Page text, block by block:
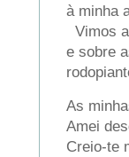
à minha
Vimos
e sobre
As
Amei
Creio-te